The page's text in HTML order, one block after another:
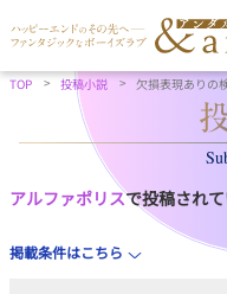
TOP 投稿小説 欠損表現ありの
アルファポリスで投稿され
掲載条件はこちら